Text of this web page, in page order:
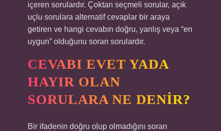
içeren sorulardır. Çoktan seçmeli sorular, açık
uçlu sorulara alternatif cevaplar bir araya
getiren ve hangi cevabın doğru, yanlış veya “en
uygun” olduğunu soran sorulardır.
CEVABI EVET YADA
HAYIR OLAN
SORULARA NE DENIR?
Bir ifadenin doğru olup olmadığını soran